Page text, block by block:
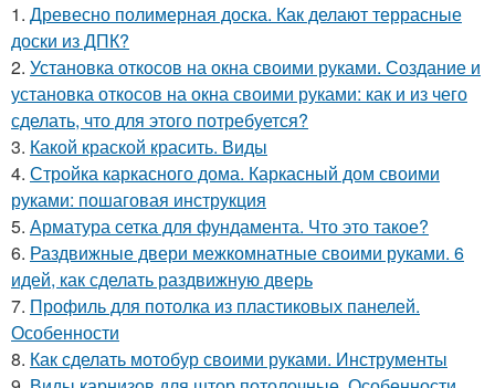
1. Древесно полимерная доска. Как делают террасные
доски из ДПК?
2. Установка откосов на окна своими руками. Создание и
установка откосов на окна своими руками: как и из чего
сделать, что для этого потребуется?
3. Какой краской красить. Виды
4. Стройка каркасного дома. Каркасный дом своими
руками: пошаговая инструкция
5. Арматура сетка для фундамента. Что это такое?
6. Раздвижные двери межкомнатные своими руками. 6
идей, как сделать раздвижную дверь
7. Профиль для потолка из пластиковых панелей.
Особенности
8. Как сделать мотобур своими руками. Инструменты